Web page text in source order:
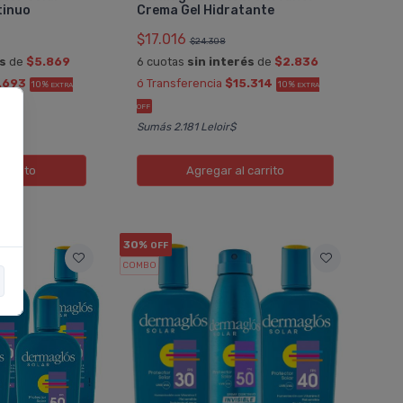
de $5.869
10% EXTRA
carrito
Crema Gel Hidratante
$17.016 $24.308
6 cuotas sin interés de $2.836
ó Transferencia $15.314 10% EXTRA
OFF
Sumás 2.181 Leloir$
Agregaral carrito
30% OFF
COMBO